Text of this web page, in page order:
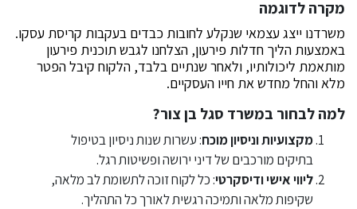
מקרה לדוגמה
משרדנו ייצג עצמאי שנקלע לחובות כבדים בעקבות קריסת עסקו.
באמצעות הליך חדלות פירעון, הצלחנו לגבש תוכנית פירעון
מותאמת ליכולותיו, ולאחר שנתיים בלבד, הלקוח קיבל הפטר
מלא והחל מחדש את חייו העסקיים.
למה לבחור במשרד סגל בן צור?
מקצועיות וניסיון מוכח: עשרות שנות ניסיון בטיפול
בתיקים מורכבים של דיני ירושה ופשיטות רגל.
ליווי אישי ודיסקרטי: כל לקוח זוכה לתשומת לב מלאה,
שקיפות מלאה ותמיכה רגשית לאורך כל התהליך.